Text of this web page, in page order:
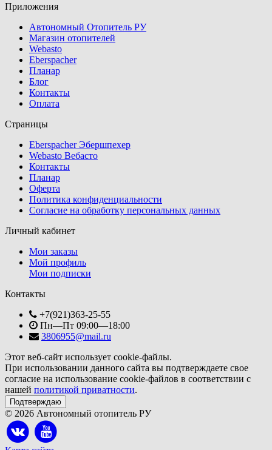
Приложения
Автономный Отопитель РУ
Магазин отопителей
Webasto
Eberspacher
Планар
Блог
Контакты
Оплата
Страницы
Eberspacher Эбершпехер
Webasto Вебасто
Контакты
Планар
Оферта
Политика конфиденциальности
Согласие на обработку персональных данных
Личный кабинет
Мои заказы
Мой профиль
Мои подписки
Контакты
+7(921)363-25-55
Пн—Пт 09:00—18:00
3806955@mail.ru
Этот веб-сайт использует cookie-файлы.
При использовании данного сайта вы подтверждаете свое
согласие на использование cookie-файлов в соответствии с
нашей политикой приватности.
Подтверждаю
© 2026 Автономный отопитель РУ